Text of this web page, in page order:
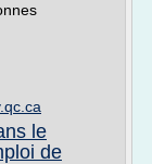
le
de